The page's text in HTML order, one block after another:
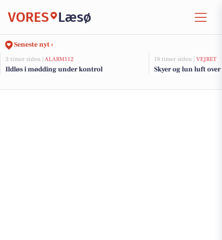
VORES Læsø
Seneste nyt ›
3 timer siden | ALARM112
Ildløs i mødding under kontrol
18 timer siden | VEJRET
Skyer og lun luft over